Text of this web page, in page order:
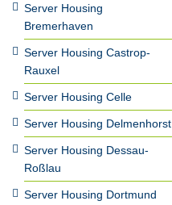
Server Housing
Bremerhaven
Server Housing Castrop-
Rauxel
Server Housing Celle
Server Housing Delmenhorst
Server Housing Dessau-
Roßlau
Server Housing Dortmund